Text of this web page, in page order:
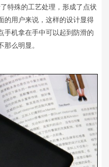
特殊的工艺处理，形成了点状
的用户来说，这样的设计显得
手机拿在手中可以起到防滑的
么明显。